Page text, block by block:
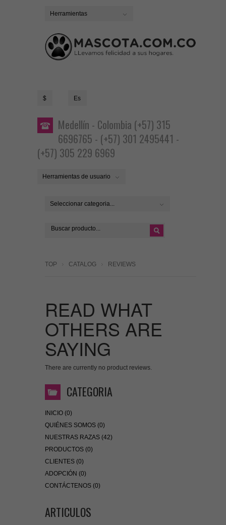
Herramientas
$ Es
Medellín - Colombia (+57) 315
6696765 - (+57) 301 2495441 -
(+57) 305 229 6969
Herramientas de usuario
Seleccionar categoria...
TOP CATALOG REVIEWS
READ WHAT
OTHERS ARE
SAYING
There are currently no product reviews.
CATEGORIA
INICIO (0)
QUIÉNES SOMOS (0)
NUESTRAS RAZAS (42)
PRODUCTOS (0)
CLIENTES (0)
ADOPCIÓN (0)
CONTÁCTENOS (0)
ARTICULOS